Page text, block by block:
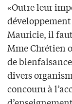
«Outre leur
Mauricie, il
Mme Chrétien
de
divers
concouru à